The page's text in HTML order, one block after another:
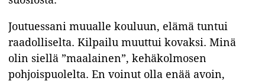
Joutuessani muualle kouluun, elämä tuntui
raadolliselta. Kilpailu muuttui kovaksi. Minä
olin siellä ”maalainen”, kehäkolmosen
pohjoispuolelta. En voinut olla enää avoin,